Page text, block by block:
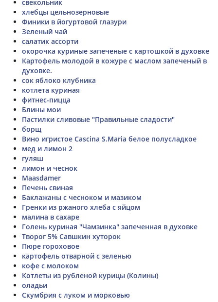
свекольник
хлебцы цельнозерновые
Финики в йогуртовой глазури
Зеленый чай
салатик ассорти
окорочка куриные запеченые с картошкой в духовке
Картофель молодой в кожуре с маслом запеченый в
духовке.
сок яблоко клубника
котлета куриная
фитнес-пицца
Блины мои
Пастилки сливовые "Правильные сладости"
борщ
Вино игристое Cascina S.Maria белое полусладкое
мед и лимон 2
гуляш
лимон и чеснок
Maasdamer
Печень свиная
Баклажаны с чесноком и мазиком
Гренки из ржаного хлеба с яйцом
малина в сахаре
Голень куриная "Чамзинка" запеченная в духовке
Творог 5% Савшкин хуторок
Пюре гороховое
картофель отварной с зеленью
кофе с молоком
Котлеты из рубленой курицы (Колины)
оладьи
Скумбрия с луком и морковью